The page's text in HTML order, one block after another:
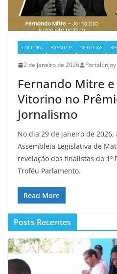
CULTURA EVENTOS NOTÍCIAS
2 de janeiro de 2026 PortalEnjoy
Fernando Mitre
Vitorino no
Jornalismo
No dia 29 de janeiro de
Assembleia Legislativa de
revelação dos finalistas do 1º
Troféu Parlamento.
Read More
Posts Recentes